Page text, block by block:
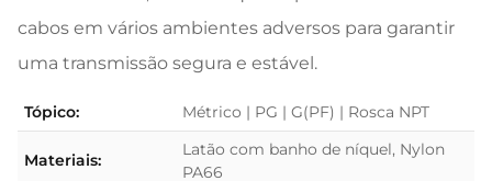
cabos em vários ambientes adversos para garantir
uma transmissão segura e estável.
Tópico: Métrico | PG | G(PF) | Rosca NPT
Materiais:
Latão com banho de níquel, Nylon
PA66